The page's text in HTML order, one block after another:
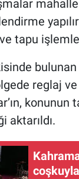
ve tapu
bulunan
reglaj ve
aktarıldı.